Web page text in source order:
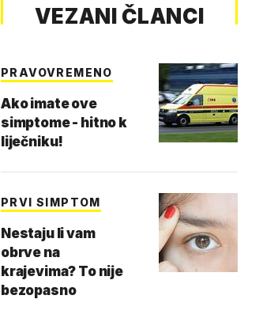
VEZANI ČLANCI
PRAVOVREMENO
Ako imate ove
simptome - hitno k
liječniku!
PRVI SIMPTOM
Nestaju li vam
obrve na
krajevima? To nije
bezopasno